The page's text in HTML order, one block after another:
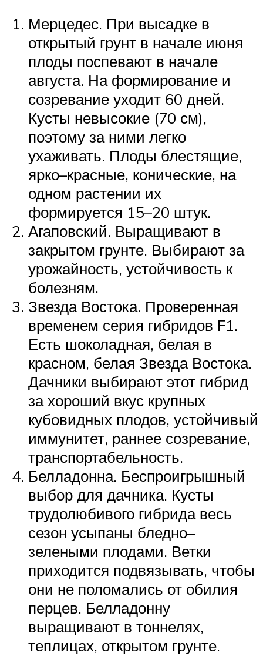
Мерцедес. При высадке в
открытый грунт в начале июня
плоды поспевают в начале
августа. На формирование и
созревание уходит 60 дней.
Кусты невысокие (70 см),
поэтому за ними легко
ухаживать. Плоды блестящие,
ярко–красные, конические, на
одном растении их
формируется 15–20 штук.
Агаповский. Выращивают в
закрытом грунте. Выбирают за
урожайность, устойчивость к
болезням.
Звезда Востока. Проверенная
временем серия гибридов F1.
Есть шоколадная, белая в
красном, белая Звезда Востока.
Дачники выбирают этот гибрид
за хороший вкус крупных
кубовидных плодов, устойчивый
иммунитет, раннее созревание,
транспортабельность.
Белладонна. Беспроигрышный
выбор для дачника. Кусты
трудолюбивого гибрида весь
сезон усыпаны бледно–
зелеными плодами. Ветки
приходится подвязывать, чтобы
они не поломались от обилия
перцев. Белладонну
выращивают в тоннелях,
теплицах, открытом грунте.